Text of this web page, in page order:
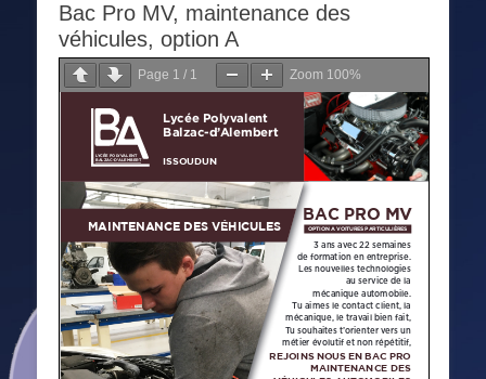
Bac Pro MV, maintenance des
véhicules, option A
Page 1 / 1 Zoom 100%